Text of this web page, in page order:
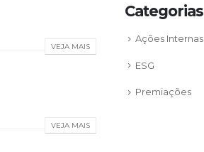
VEJA MAIS
VEJA MAIS
Categorias
Ações Internas
ESG
Premiações